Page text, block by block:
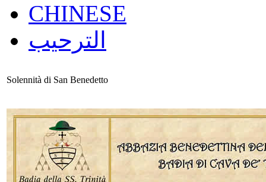
CHINESE
الترحيب
Solennità di San Benedetto